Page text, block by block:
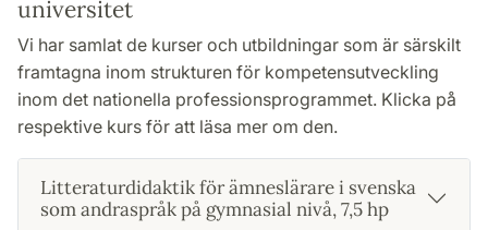
universitet
Vi har samlat de kurser och utbildningar som är särskilt
framtagna inom strukturen för kompetensutveckling
inom det nationella professionsprogrammet. Klicka på
respektive kurs för att läsa mer om den.
Litteraturdidaktik för ämneslärare i svenska
som andraspråk på gymnasial nivå, 7,5 hp